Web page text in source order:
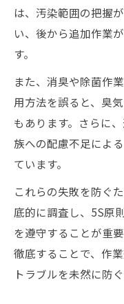
は、汚染範囲の把握
い、後から追加作業
す。
また、消臭や除菌作
用方法を誤ると、臭
もあります。さらに
族への配慮不足によ
ています。
これらの失敗を防ぐ
底的に調査し、5S原
を遵守することが重
徹底することで、作
トラブルを未然に防